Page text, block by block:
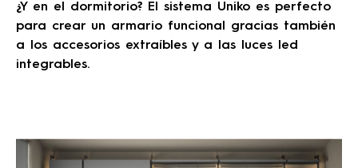
¿Y en el dormitorio? El sistema Uniko es perfecto
para crear un armario funcional gracias también
a los accesorios extraíbles y a las luces led
integrables.